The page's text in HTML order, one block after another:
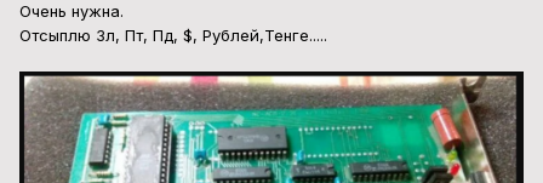
Очень нужна.
Отсыплю Зл, Пт, Пд, $, Рублей,Тенге.....